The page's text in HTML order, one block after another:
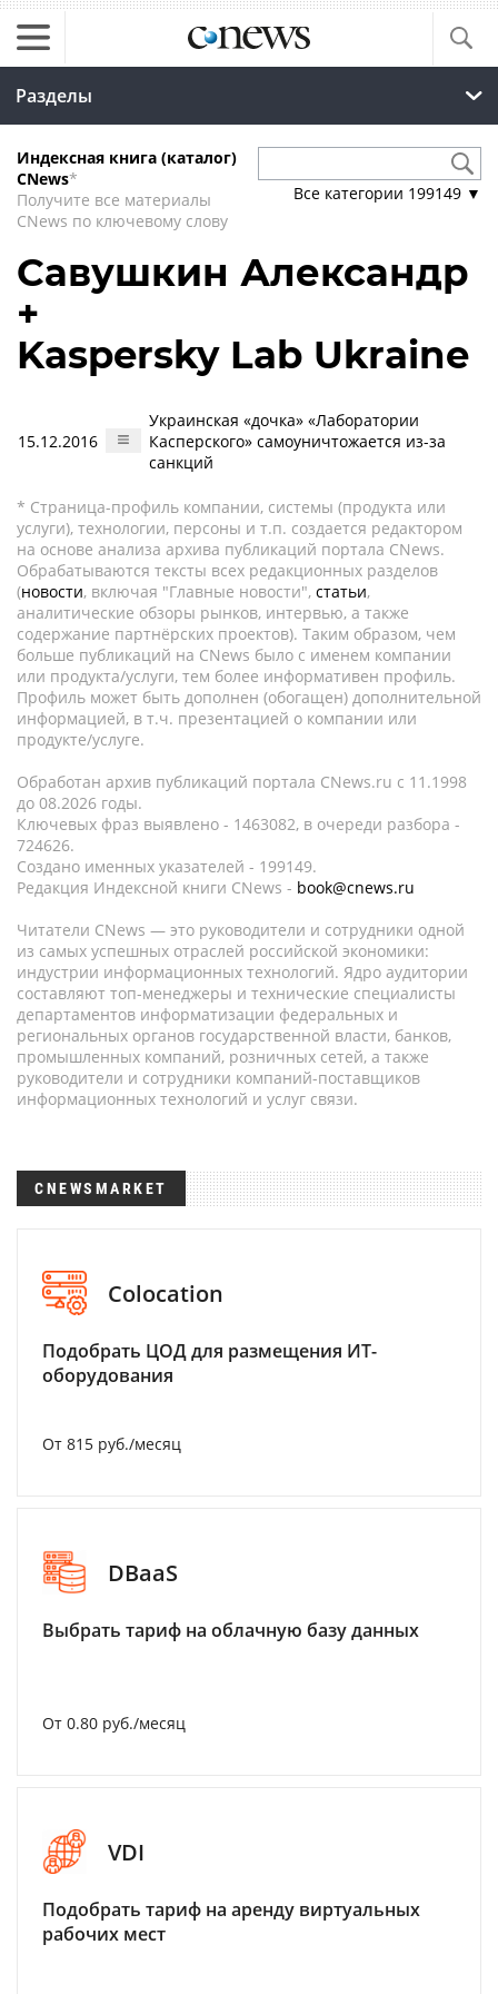
Разделы
Индексная книга (каталог)
CNews*
Получите все материалы
CNews по ключевому слову
Все категории 199149 ▼
Савушкин Александр
+
Kaspersky Lab Ukraine
15.12.2016
Украинская «дочка» «Лаборатории
Касперского» самоуничтожается из-за
санкций
* Страница-профиль компании, системы (продукта или
услуги), технологии, персоны и т.п. создается редактором
на основе анализа архива публикаций портала CNews.
Обрабатываются тексты всех редакционных разделов
(новости, включая "Главные новости", статьи,
аналитические обзоры рынков, интервью, а также
содержание партнёрских проектов). Таким образом, чем
больше публикаций на CNews было с именем компании
или продукта/услуги, тем более информативен профиль.
Профиль может быть дополнен (обогащен) дополнительной
информацией, в т.ч. презентацией о компании или
продукте/услуге.
Обработан архив публикаций портала CNews.ru c 11.1998
до 08.2026 годы.
Ключевых фраз выявлено - 1463082, в очереди разбора -
724626.
Создано именных указателей - 199149.
Редакция Индексной книги CNews - book@cnews.ru
Читатели CNews — это руководители и сотрудники одной
из самых успешных отраслей российской экономики:
индустрии информационных технологий. Ядро аудитории
составляют топ-менеджеры и технические специалисты
департаментов информатизации федеральных и
региональных органов государственной власти, банков,
промышленных компаний, розничных сетей, а также
руководители и сотрудники компаний-поставщиков
информационных технологий и услуг связи.
CNEWSMARKET
Colocation
Подобрать ЦОД для размещения ИТ-
оборудования
От 815 руб./месяц
DBaaS
Выбрать тариф на облачную базу данных
От 0.80 руб./месяц
VDI
Подобрать тариф на аренду виртуальных
рабочих мест